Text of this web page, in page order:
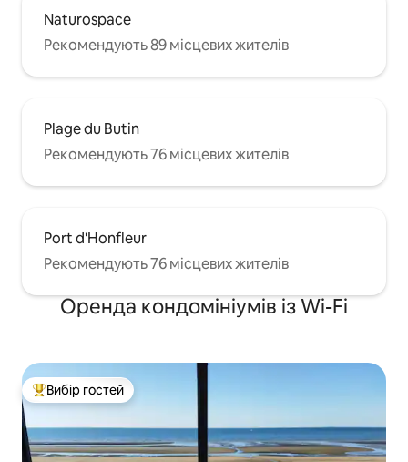
Naturospace
Рекомендують 89 місцевих жителів
Plage du Butin
Рекомендують 76 місцевих жителів
Port d'Honfleur
Рекомендують 76 місцевих жителів
Оренда кондомініумів із Wi-Fi
Топ вибір гостей
Вибір гостей